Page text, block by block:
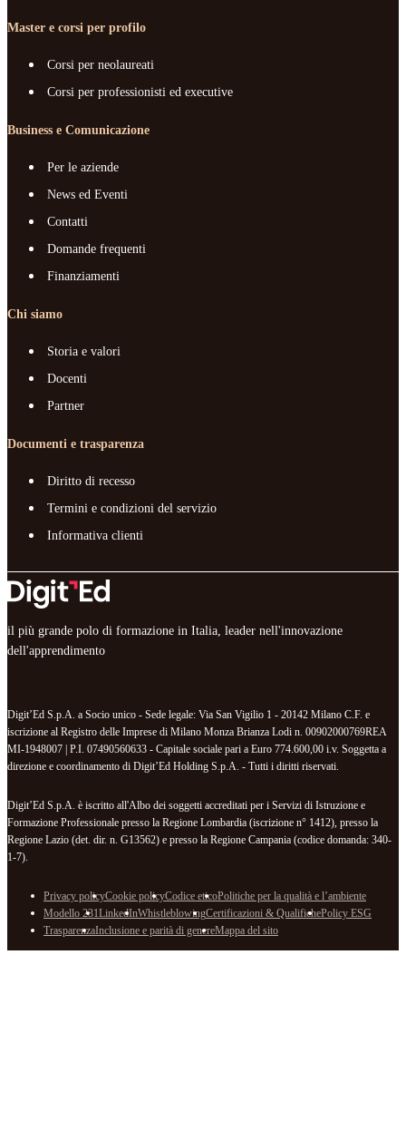
Master e corsi per profilo
Corsi per neolaureati
Corsi per professionisti ed executive
Business e Comunicazione
Per le aziende
News ed Eventi
Contatti
Domande frequenti
Finanziamenti
Chi siamo
Storia e valori
Docenti
Partner
Documenti e trasparenza
Diritto di recesso
Termini e condizioni del servizio
Informativa clienti
il più grande polo di formazione in Italia, leader nell'innovazione
dell'apprendimento
Digit’Ed S.p.A. a Socio unico - Sede legale: Via San Vigilio 1 - 20142 Milano C.F. e
iscrizione al Registro delle Imprese di Milano Monza Brianza Lodi n. 00902000769REA
MI-1948007 | P.I. 07490560633 - Capitale sociale pari a Euro 774.600,00 i.v. Soggetta a
direzione e coordinamento di Digit’Ed Holding S.p.A. - Tutti i diritti riservati.
Digit’Ed S.p.A. è iscritto all'Albo dei soggetti accreditati per i Servizi di Istruzione e
Formazione Professionale presso la Regione Lombardia (iscrizione n° 1412), presso la
Regione Lazio (det. dir. n. G13562) e presso la Regione Campania (codice domanda: 340-
1-7).
Privacy policyCookie policyCodice eticoPolitiche per la qualità e l’ambiente
Modello 231LinkedInWhistleblowingCertificazioni & QualifichePolicy ESG
TrasparenzaInclusione e parità di genereMappa del sito